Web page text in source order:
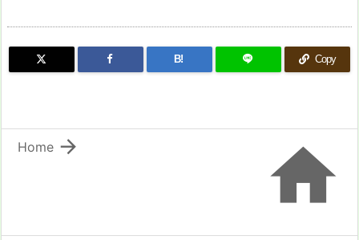
B! Copy


Home